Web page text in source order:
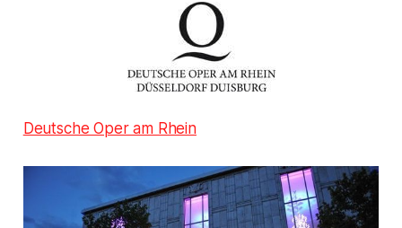
Deutsche Oper am Rhein